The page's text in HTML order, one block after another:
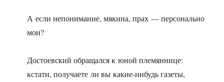
А если непонимание, мякина, прах — персонально
мои?
Достоевский обращался к юной племяннице:
кстати, получаете ли вы какие-нибудь газеты,